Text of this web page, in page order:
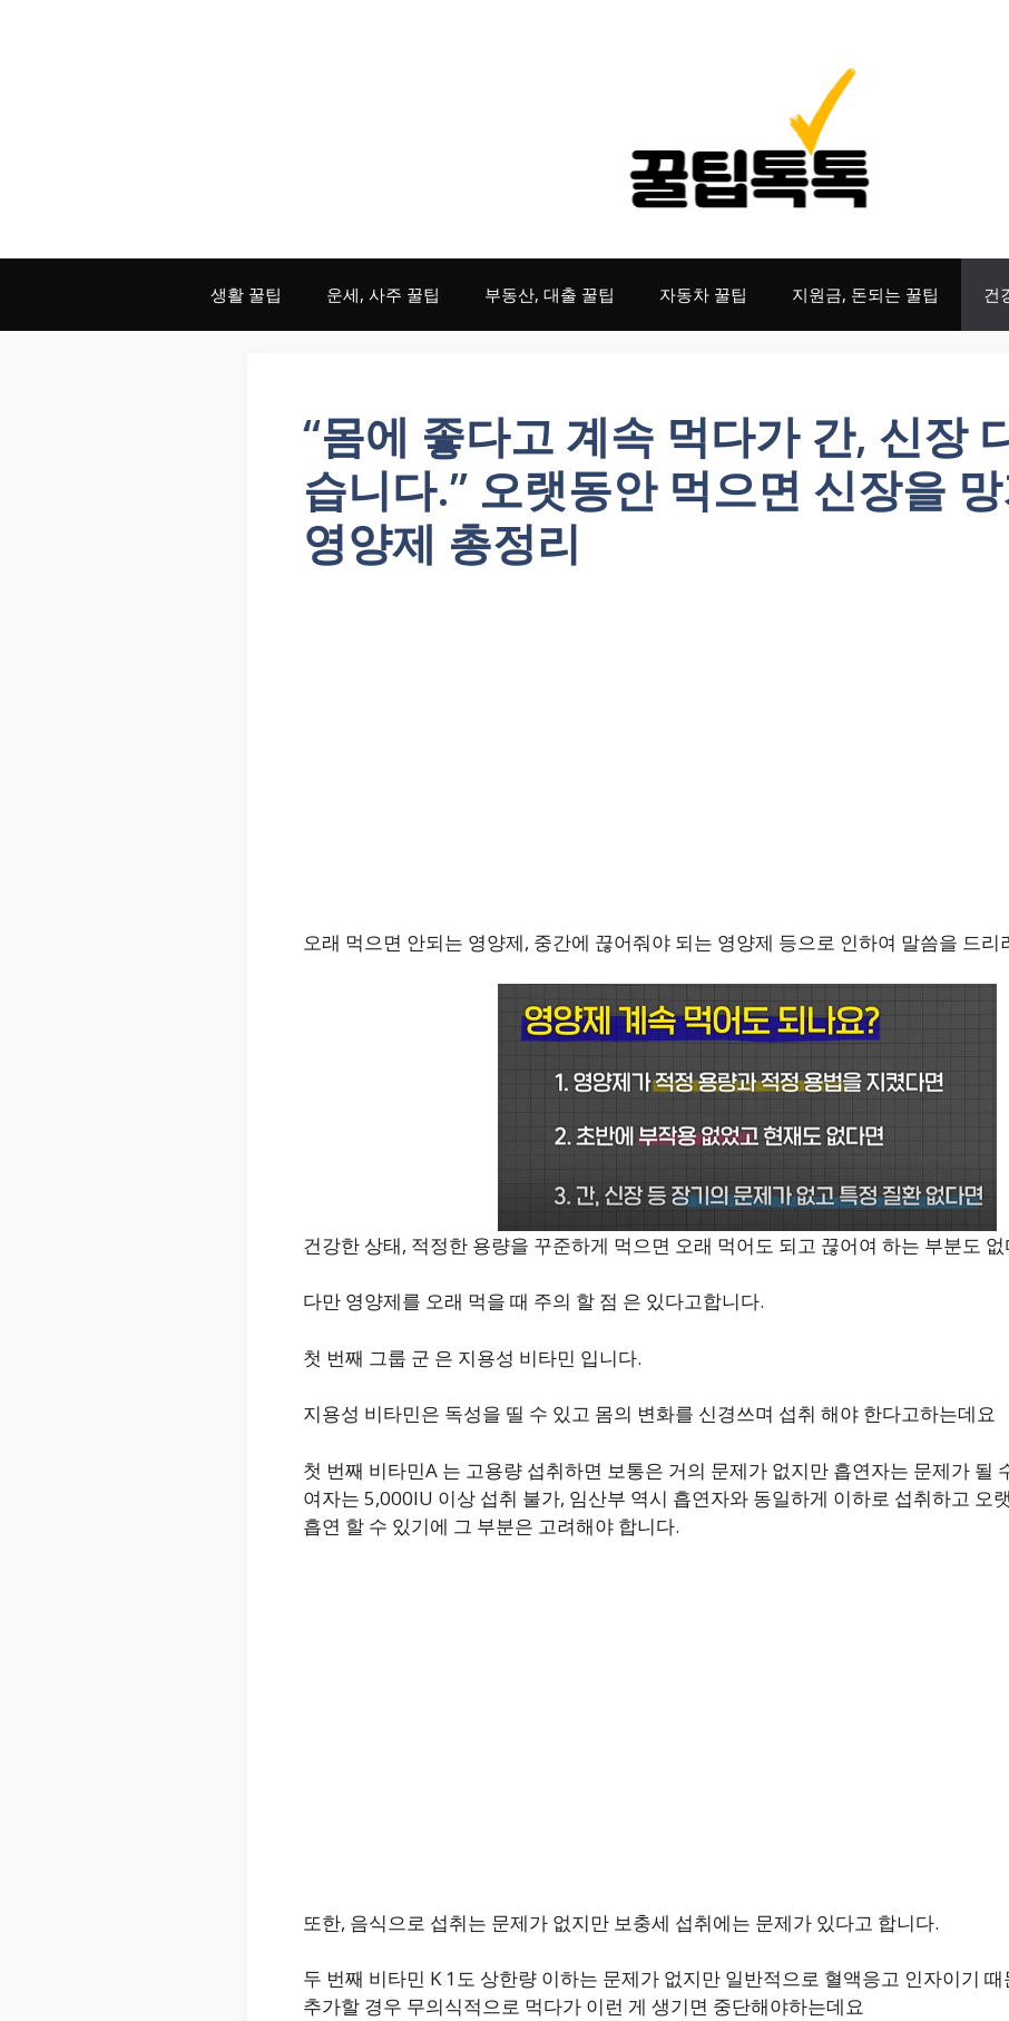
생활 꿀팁 운세, 사주 꿀팁 부동산, 대출 꿀팁 자동차 꿀팁 지원금, 돈되는 꿀팁 건
“몸에 좋다고 계속 먹다가 간, 신장
습니다.” 오랫동안 먹으면 신장을
영양제 총정리
오래 먹으면 안되는 영양제, 중간에 끊어줘야 되는 영양제 등으로 인하여 말씀을 드리
건강한 상태, 적정한 용량을 꾸준하게 먹으면 오래 먹어도 되고 끊어여 하는 부분도
다만 영양제를 오래 먹을 때 주의 할 점 은 있다고합니다.
첫 번째 그룹 군 은 지용성 비타민 입니다.
지용성 비타민은 독성을 띨 수 있고 몸의 변화를 신경쓰며 섭취 해야 한다고하는데요
첫 번째 비타민A 는 고용량 섭취하면 보통은 거의 문제가 없지만 흡연자는 문제가 될
여자는 5,000IU 이상 섭취 불가, 임산부 역시 흡연자와 동일하게 이하로 섭취하고 오
흡연 할 수 있기에 그 부분은 고려해야 합니다.
또한, 음식으로 섭취는 문제가 없지만 보충세 섭취에는 문제가 있다고 합니다.
두 번째 비타민 K 1도 상한량 이하는 문제가 없지만 일반적으로 혈액응고 인자이기
추가할 경우 무의식적으로 먹다가 이런 게 생기면 중단해야하는데요